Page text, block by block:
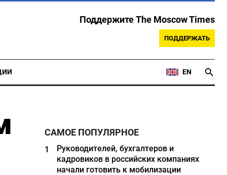
Поддержите The Moscow Times
ПОДДЕРЖАТЬ
EN
САМОЕ ПОПУЛЯРНОЕ
1
Руководителей, бухгалтеров и
кадровиков в российских компаниях
начали готовить к мобилизации